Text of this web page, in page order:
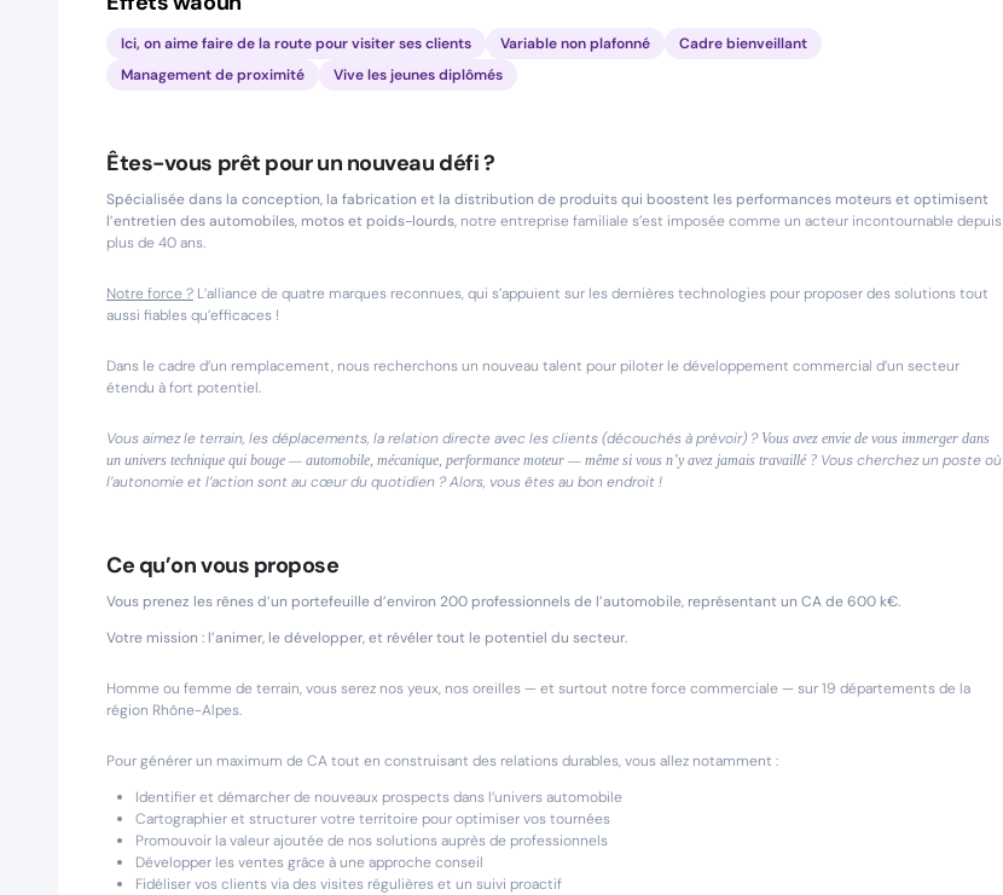
Ici, on aime faire de la route pour visiter ses clients Variable non plafonné
Cadre bienveillant
Management de proximité
Vive les jeunes diplômés
Êtes-vous prêt pour un nouveau défi ?
Spécialisée dans la conception, la fabrication et la distribution de produits qui boostent les performances moteurs et optimisent
l’entretien des automobiles, motos et poids-lourds, notre entreprise familiale s’est imposée comme un acteur incontournable depuis
plus de 40 ans.
Notre force ? L’alliance de quatre marques reconnues, qui s’appuient sur les dernières technologies pour proposer des solutions tout
aussi fiables qu’efficaces !
Dans le cadre d’un remplacement, nous recherchons un nouveau talent pour piloter le développement commercial d’un secteur
étendu à fort potentiel.
Vous aimez le terrain, les déplacements, la relation directe avec les clients (découchés à prévoir) ? Vous avez envie de vous immerger dans
un univers technique qui bouge — automobile, mécanique, performance moteur — même si vous n’y avez jamais travaillé ? Vous cherchez un poste où
l’autonomie et l’action sont au cœur du quotidien ? Alors, vous êtes au bon endroit !
Ce qu’on vous propose
Vous prenez les rênes d’un portefeuille d’environ 200 professionnels de l’automobile, représentant un CA de 600 k€.
Votre mission : l’animer, le développer, et révéler tout le potentiel du secteur.
Homme ou femme de terrain, vous serez nos yeux, nos oreilles — et surtout notre force commerciale — sur 19 départements de la
région Rhône-Alpes.
Pour générer un maximum de CA tout en construisant des relations durables, vous allez notamment :
Identifier et démarcher de nouveaux prospects dans l’univers automobile
Cartographier et structurer votre territoire pour optimiser vos tournées
Promouvoir la valeur ajoutée de nos solutions auprès de professionnels
Développer les ventes grâce à une approche conseil
Fidéliser vos clients via des visites régulières et un suivi proactif